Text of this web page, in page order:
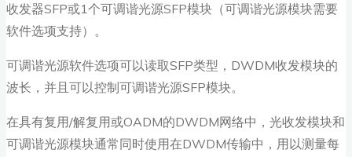
收发器SFP或1个可调谐光源SFP模块（可调谐光源模块需要
软件选项支持）。
可调谐光源软件选项可以读取SFP类型，DWDM收发模块的
波长，并且可以控制可调谐光源SFP模块。
在具有复用/解复用或OADM的DWDM网络中，光收发模块和
可调谐光源模块通常同时使用在DWDM传输中，用以测量每